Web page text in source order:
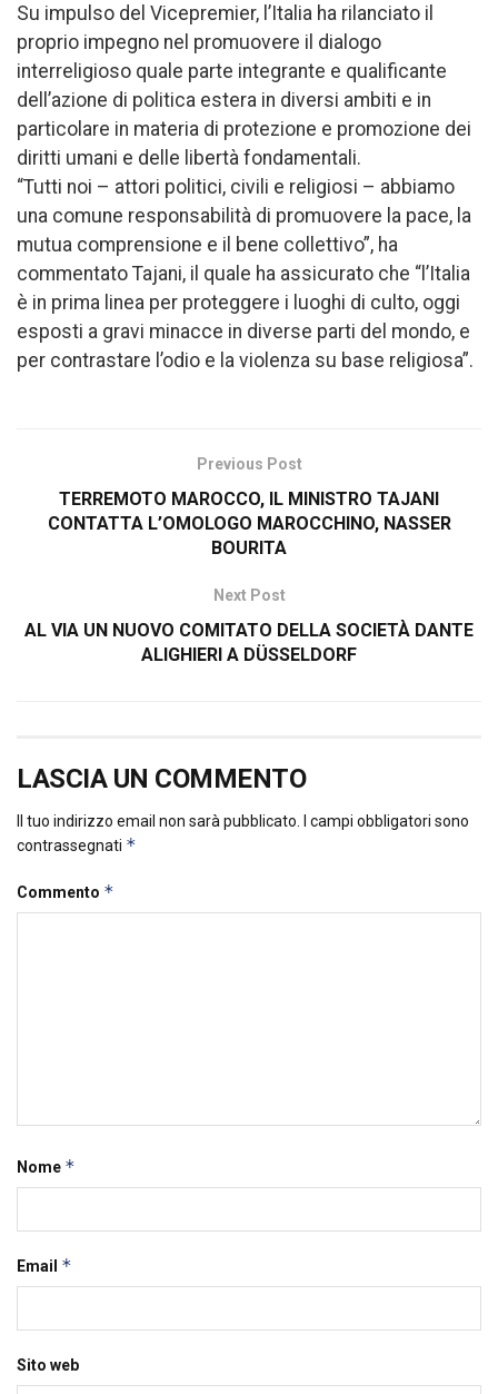
Su impulso del Vicepremier, l’Italia ha rilanciato il
proprio impegno nel promuovere il dialogo
interreligioso quale parte integrante e qualificante
dell’azione di politica estera in diversi ambiti e in
particolare in materia di protezione e promozione dei
diritti umani e delle libertà fondamentali.
“Tutti noi – attori politici, civili e religiosi – abbiamo
una comune responsabilità di promuovere la pace, la
mutua comprensione e il bene collettivo”, ha
commentato Tajani, il quale ha assicurato che “l’Italia
è in prima linea per proteggere i luoghi di culto, oggi
esposti a gravi minacce in diverse parti del mondo, e
per contrastare l’odio e la violenza su base religiosa”.
Previous Post
TERREMOTO MAROCCO, IL MINISTRO TAJANI
CONTATTA L’OMOLOGO MAROCCHINO, NASSER
BOURITA
Next Post
AL VIA UN NUOVO COMITATO DELLA SOCIETÀ DANTE
ALIGHIERI A DÜSSELDORF
LASCIA UN COMMENTO
Il tuo indirizzo email non sarà pubblicato. I campi obbligatori sono
contrassegnati *
Commento *
Nome *
Email *
Sito web